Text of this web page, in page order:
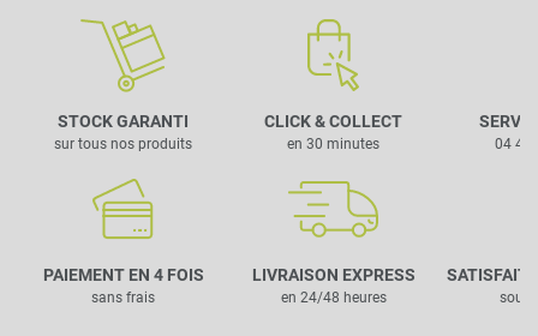
STOCK GARANTI
sur tous nos produits
CLICK & COLLECT
en 30 minutes
PAIEMENT EN 4 FOIS
sans frais
LIVRAISON EXPRESS
en 24/48 heures
04 42
SATISFAIT
sous